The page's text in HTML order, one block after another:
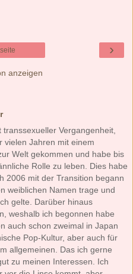
›
anzeigen
Vergangenheit,
vielen Jahren mit einem
Welt gekommen und habe bis
Rolle zu leben. Dies habe
2006 mit der Transition begann
weiblichen Namen trage und
gelte. Darüber hinaus
weshalb ich begonnen habe
auch schon zweimal in Japan
Pop-Kultur, aber auch für
allgemeinen. Das ich gerne
zu meinen Interessen. Ich